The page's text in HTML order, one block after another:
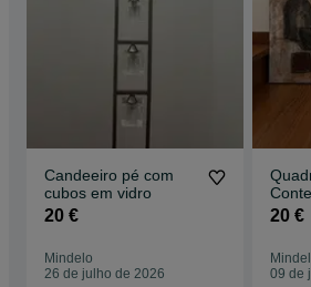
Candeeiro pé com
cubos em vidro
20 €
Mindelo
26 de julho de 2026
20 €
09 de